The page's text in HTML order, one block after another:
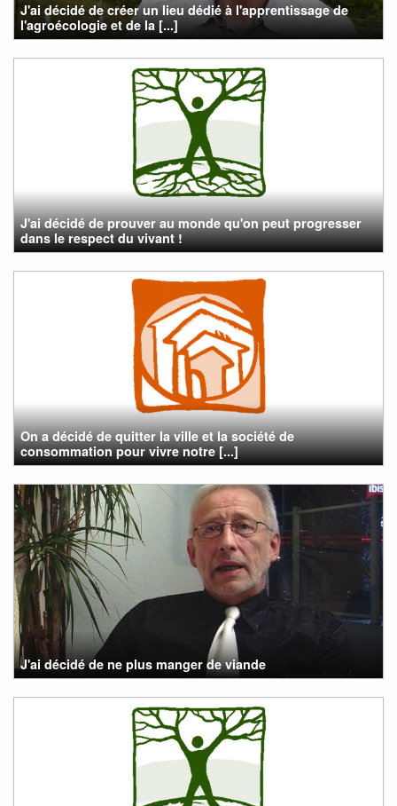
J'ai décidé de créer un lieu dédié à l'apprentissage de
l'agroécologie et de la [...]
J'ai décidé de prouver au monde qu'on peut progresser
dans le respect du vivant !
On a décidé de quitter la ville et la société de
consommation pour vivre notre [...]
J'ai décidé de ne plus manger de viande